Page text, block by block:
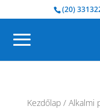
(20)
Kezdőlap/ Alkalmi